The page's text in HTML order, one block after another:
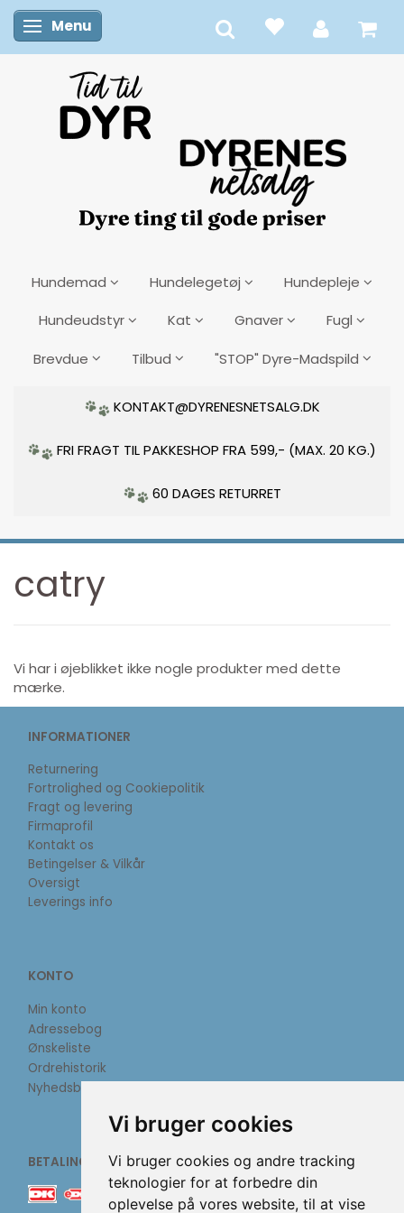
Vi bruger cookies
Vi bruger cookies og andre tracking
teknologier for at forbedre din
oplevelse på vores website, til at vise
Skifte navigation
Menu
Hundemad Hundelegetøj Hundepleje
Hundeudstyr Kat Gnaver Fugl
Brevdue Tilbud "STOP" Dyre-Madspild
KONTAKT@DYRENESNETSALG.DK
FRI FRAGT TIL PAKKESHOP FRA 599,- (MAX. 20 KG.)
60 DAGES RETURRET
catry
Vi har i øjeblikket ikke nogle produkter med dette
mærke.
INFORMATIONER
Returnering
Fortrolighed og Cookiepolitik
Fragt og levering
Firmaprofil
Kontakt os
Betingelser & Vilkår
Oversigt
Leverings info
KONTO
Min konto
Adressebog
Ønskeliste
Ordrehistorik
Nyhedsbrev
BETALINGSMETODER